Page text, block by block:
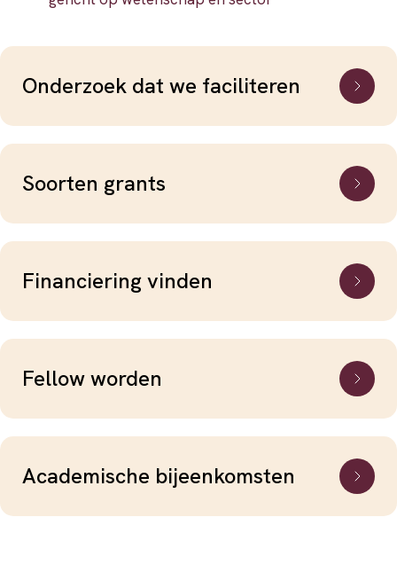
Onderzoek dat we faciliteren
Soorten grants
Financiering vinden
Fellow worden
Academische bijeenkomsten